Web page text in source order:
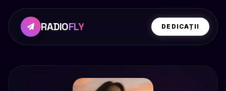
RADIOFLY DEDICAȚII